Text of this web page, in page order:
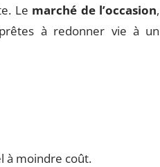
Le marché de l’occasion,
à redonner vie à un
à moindre coût.